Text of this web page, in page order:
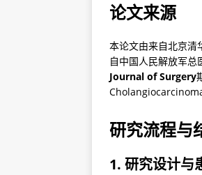
论文来源
本论文由来自北京清
自中国人民解放军总
Journal of Surgery
研究流程与
1. 研究设计与